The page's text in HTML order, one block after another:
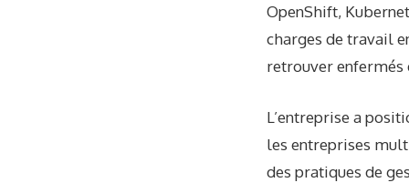
OpenShift,
charges de travail
retrouver enfermés
L’entreprise a
les entreprises
des pratiques de